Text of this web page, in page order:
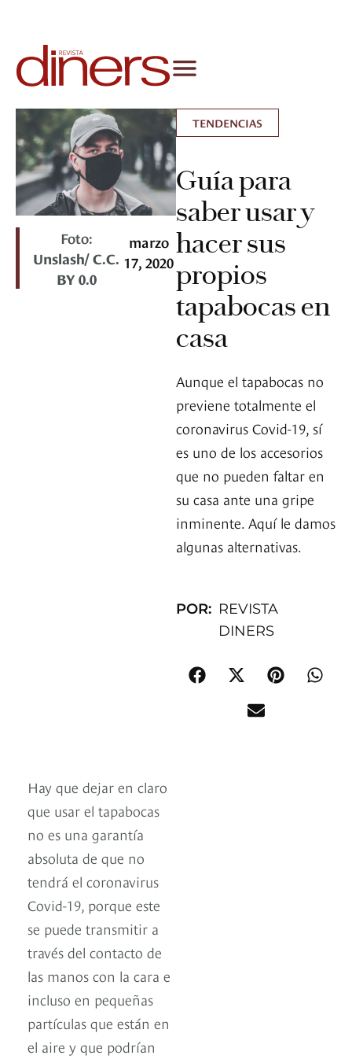
Foto:
Unslash/ C.C.
BY 0.0
marzo
17, 2020
TENDENCIAS
Guía para
saber usar y
hacer sus
propios
tapabocas en
casa
Aunque el tapabocas no
previene totalmente el
coronavirus Covid-19, sí
es uno de los accesorios
que no pueden faltar en
su casa ante una gripe
inminente. Aquí le damos
algunas alternativas.
POR: REVISTA
DINERS
Hay que dejar en claro
que usar el tapabocas
no es una garantía
absoluta de que no
tendrá el coronavirus
Covid-19, porque este
se puede transmitir a
través del contacto de
las manos con la cara e
incluso en pequeñas
partículas que están en
el aire y que podrían